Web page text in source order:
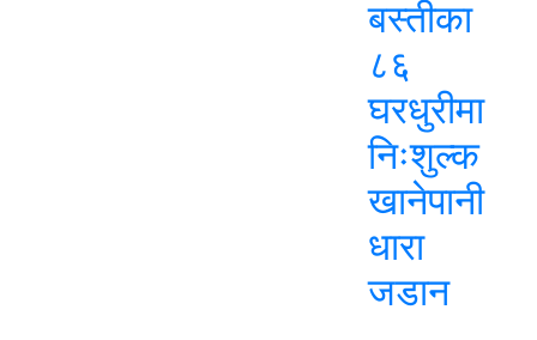
बस्तीका
८६
घरधुरीमा
निःशुल्क
खानेपानी
धारा
जडान